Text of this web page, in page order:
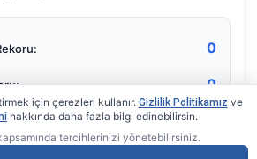
0
0
için çerezleri kullanır. Gizlilik Politikamız ve
hakkında daha fazla bilgi edinebilirsin.
tercihlerinizi yönetebilirsiniz.